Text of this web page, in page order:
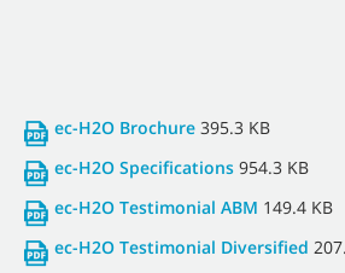
ec-H2O Brochure 395.3 KB
ec-H2O Specifications 954.3 KB
ec-H2O Testimonial ABM 149.4 KB
ec-H2O Testimonial Diversified